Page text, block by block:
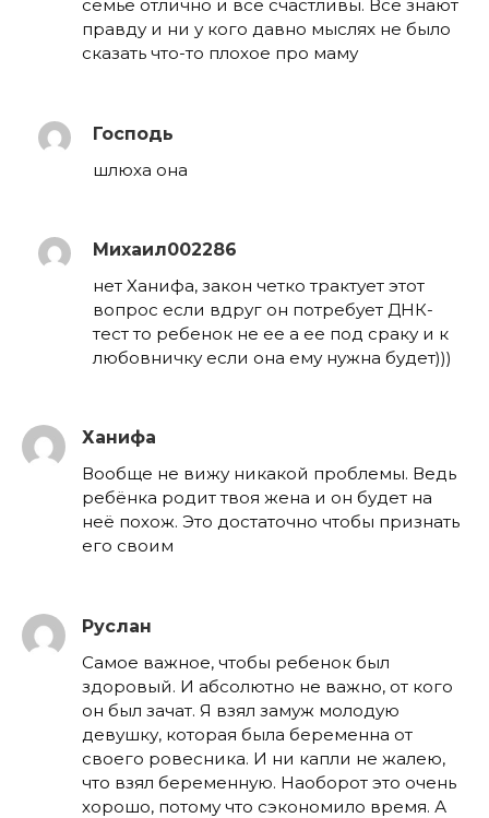
семье отлично и все счастливы. Все знают
правду и ни у кого давно мыслях не было
сказать что-то плохое про маму
Господь
шлюха она
Михаил002286
нет Ханифа, закон четко трактует этот
вопрос если вдруг он потребует ДНК-
тест то ребенок не ее а ее под сраку и к
любовничку если она ему нужна будет)))
Ханифа
Вообще не вижу никакой проблемы. Ведь
ребёнка родит твоя жена и он будет на
неё похож. Это достаточно чтобы признать
его своим
Руслан
Самое важное, чтобы ребенок был
здоровый. И абсолютно не важно, от кого
он был зачат. Я взял замуж молодую
девушку, которая была беременна от
своего ровесника. И ни капли не жалею,
что взял беременную. Наоборот это очень
хорошо, потому что сэкономило время. А